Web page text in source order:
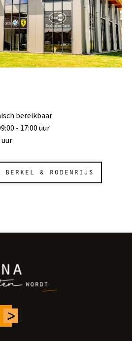
bereikbaar
- 17:00 uur
uur
berkel & rodenrijs